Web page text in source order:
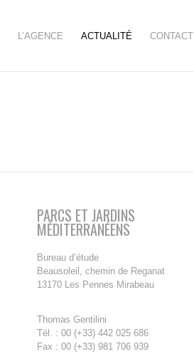
L’AGENCE ACTUALITÉ CONTACT
PARCS ET JARDINS
MÉDITERRANÉENS
Bureau d’étude
Beausoleil, chemin de Reganat
13170 Les Pennes Mirabeau
Thomas Gentilini
Tél. : 00 (+33) 442 025 686
Fax : 00 (+33) 981 706 939